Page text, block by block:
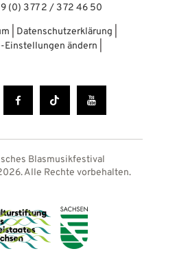
(0) 3 77 2 / 3 72 46 50
Datenschutzerklärung
Einstellungen ändern
Blasmusikfestival
Alle Rechte vorbehalten.